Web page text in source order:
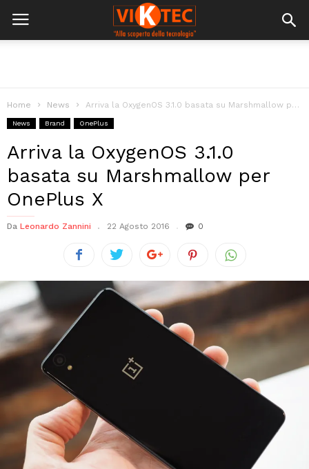
Home News Arriva la OxygenOS 3.1.0 basata su Marshmallow per OnePlus X
News Brand OnePlus
Arriva la OxygenOS 3.1.0
basata su Marshmallow per
OnePlus X
Da Leonardo Zannini 22 Agosto 2016 0